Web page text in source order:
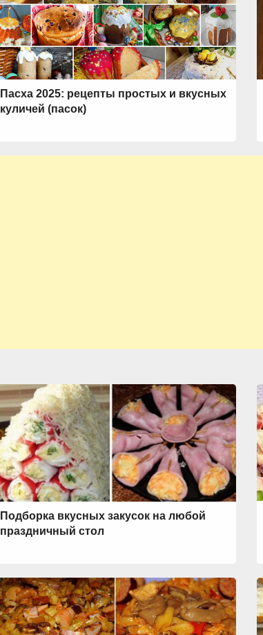
Пасха 2025: рецепты простых и вкусных
куличей (пасок)
Подборка вкусных закусок на любой
праздничный стол